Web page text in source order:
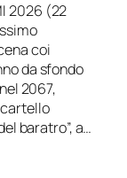
2026 (22
coi
da sfondo
2067,
cartello
baratro”, a…